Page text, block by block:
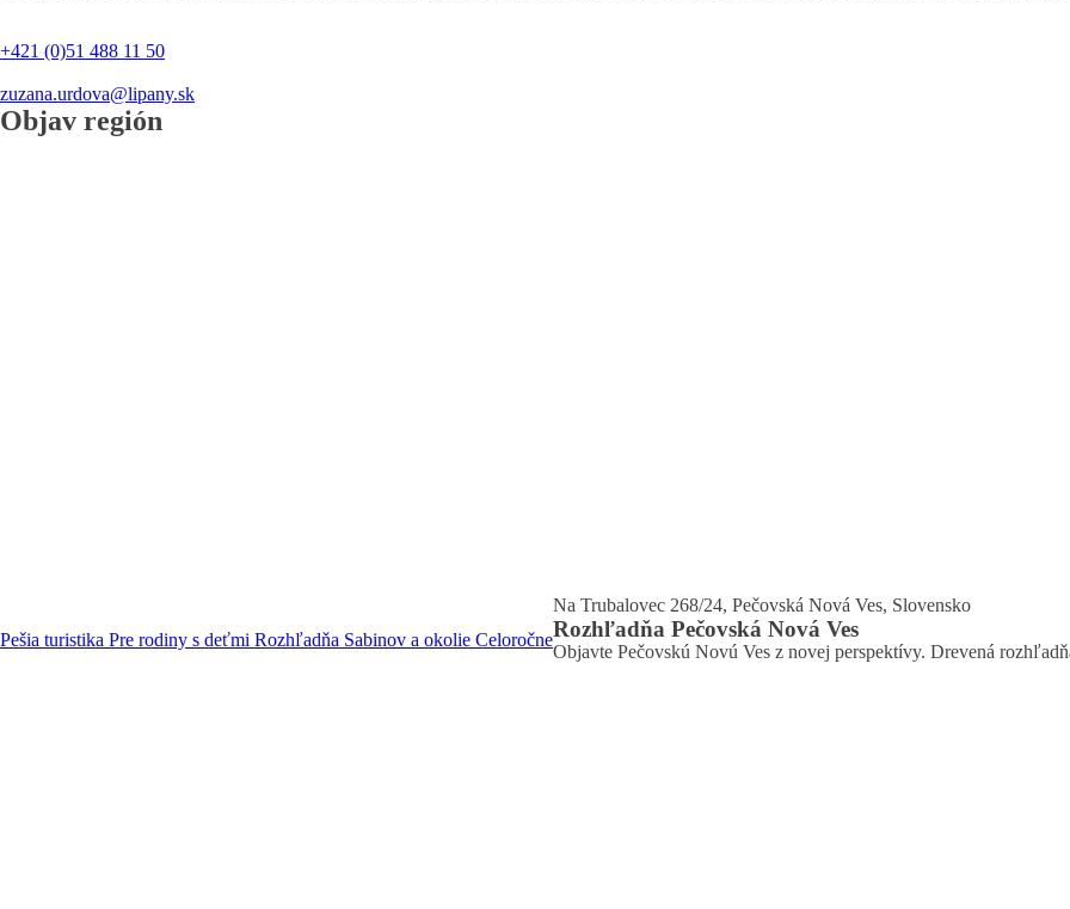
+421 (0)51 488 11 50
zuzana.urdova@lipany.sk
Objav región
Pešia turistika Pre rodiny s deťmi Rozhľadňa Sabinov a okolie Celoročne
Na Trubalovec 268/24, Pečovská Nová Ves, Slovensko
Rozhľadňa Pečovská Nová Ves
Objavte Pečovskú Novú Ves z novej perspektívy. Drevená